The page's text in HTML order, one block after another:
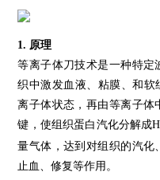
G
K
N
U
1. 原理
等离子体刀技术是一种特定
织中激发血液、粘膜、和软
离子体状态，再由等离子体
键，使组织蛋白汽化分解成H
量气体，达到对组织的汽化
止血、修复等作用。